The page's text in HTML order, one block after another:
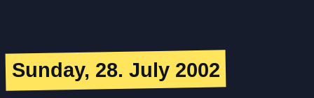
Sunday, 28. July 2002